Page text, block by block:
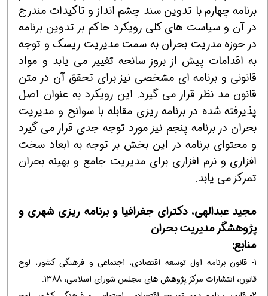
برنامه چهارم با تدوین سند چشم انداز و تاكیدات مندرج
در آن و سیاست های كلی رویكرد حاكم بر تدوین برنامه
در حوزه مدریت بحران به سمت مدیریت ریسك و توجه
به اقدامات پیش از بروز سانحه تغییر می یابد و مواد
قانونی و برنامه ای مشخصی نیز برای تحقق آن در متن
قانون مد نظر قرار می گیرد. این رویكرد به عنوان اصل
پذیرفته شده در برنامه ریزی مقابله با سوانح و مدیریت
بحران در برنامه پنجم نیز مورد توجه جدی قرار می گیرد
و محتوای برنامه در این بخش بر توجه به ابعاد سخت
افزاری و نرم افزاری برای مدیریت جامع و بهینه بحران
تمركز می یابد.
مجید عبدالهی، دكترای جغرافیا و برنامه ریزی شهری و
پژوهشگر مدیریت بحران
منابع:
1- قانون برنامه اول توسعه اقتصادی، اجتماعی و فرهنگی كشور، لوح
قانون، انتشارات مركز پژوهش های مجلس شورای اسلامی، 1388.